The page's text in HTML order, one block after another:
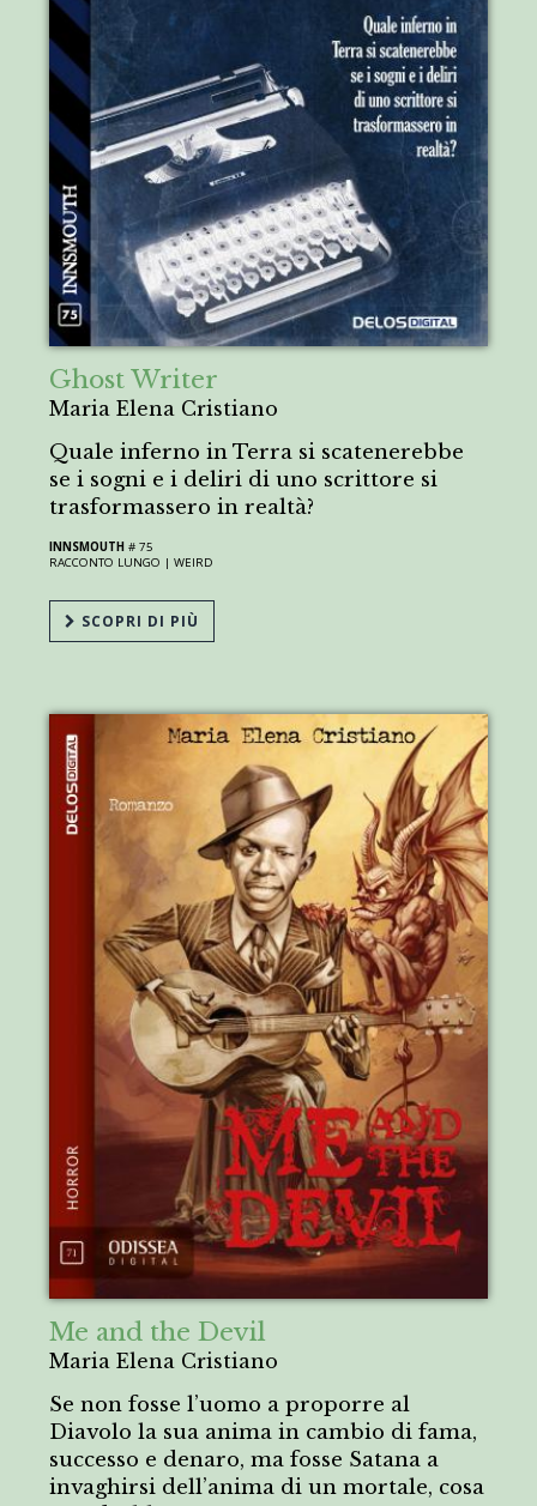
Ghost Writer
Maria Elena Cristiano
Quale inferno in Terra si scatenerebbe
se i sogni e i deliri di uno scrittore si
trasformassero in realtà?
INNSMOUTH # 75
RACCONTO LUNGO |WEIRD
SCOPRI DI PIÙ
Me and the Devil
Maria Elena Cristiano
Se non fosse l’uomo a proporre al
Diavolo la sua anima in cambio di fama,
successo e denaro, ma fosse Satana a
invaghirsi dell’anima di un mortale, cosa